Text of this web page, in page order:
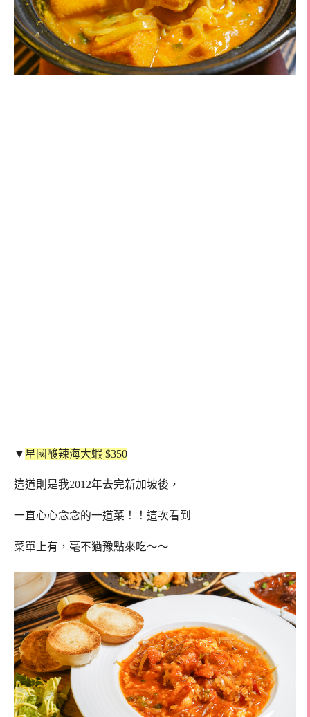
▼ 星國酸辣海大蝦 $350
這道則是我2012年去完新加坡後，
一直心心念念的一道菜！！這次看到
菜單上有，毫不猶豫點來吃～～